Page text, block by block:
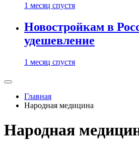
1 месяц спустя
Новостройкам в
удешевление
1 месяц спустя
Главная
Народная медицина
Народная